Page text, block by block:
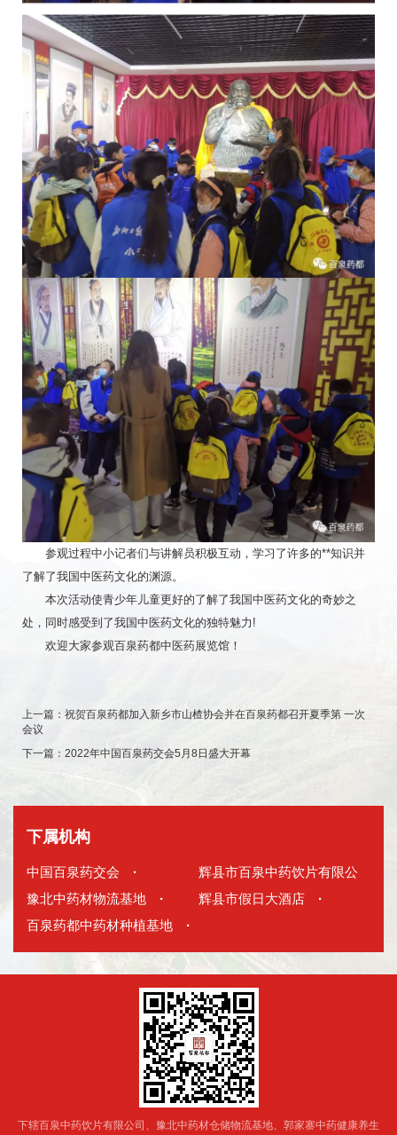
参观过程中小记者们与讲解员积极互动，学习了许多的**知识并
了解了我国中医药文化的渊源。
本次活动使青少年儿童更好的了解了我国中医药文化的奇妙之
处，同时感受到了我国中医药文化的独特魅力!
欢迎大家参观百泉药都中医药展览馆！
上一篇： 祝贺百泉药都加入新乡市山楂协会并在百泉药都召开夏季第 一次
会议
下一篇： 2022年中国百泉药交会5月8日盛大开幕
下属机构
中国百泉药交会 ·
辉县市百泉中药饮片有限公
司
·
豫北中药材物流基地 · 辉县市假日大酒店
·
百泉药都中药材种植基地
·
下辖百泉中药饮片有限公司、豫北中药材仓储物流基地、郭家寨中药健康养生